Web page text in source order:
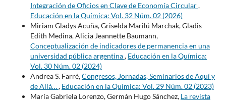
Integración de Oficios en Clave de Economía Circular,
Educación en la Química: Vol. 32 Núm. 02 (2026)
Miriam Gladys Acuña, Griselda Marilú Marchak, Gladis
Edith Medina, Alicia Jeannette Baumann,
Conceptualización de indicadores de permanencia en una
universidad pública argentina, Educación en la Química:
Vol. 30 Núm. 02 (2024)
Andrea S. Farré,Congresos, Jornadas, Seminarios de Aquí y
de Allá…, Educación en la Química: Vol. 29 Núm. 02 (2023)
María Gabriela Lorenzo, Germán Hugo Sánchez, La revista